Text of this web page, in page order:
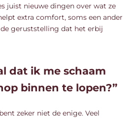
juist nieuwe dingen over wat ze
extra comfort, soms een ander
geruststelling dat het erbij
dat ik me schaam
binnen te lopen?”
zeker niet de enige. Veel